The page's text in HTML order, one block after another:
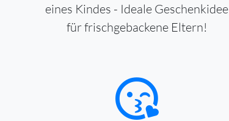
eines Kindes - Ideale Geschenkidee
für frischgebackene Eltern!